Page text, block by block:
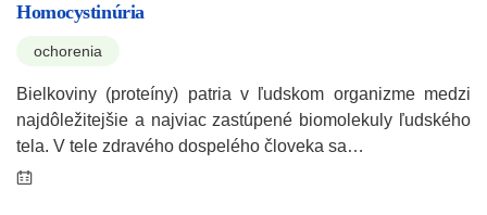
Homocystinúria
ochorenia
Bielkoviny (proteíny) patria v ľudskom organizme medzi
najdôležitejšie a najviac zastúpené biomolekuly ľudského
tela. V tele zdravého dospelého človeka sa…